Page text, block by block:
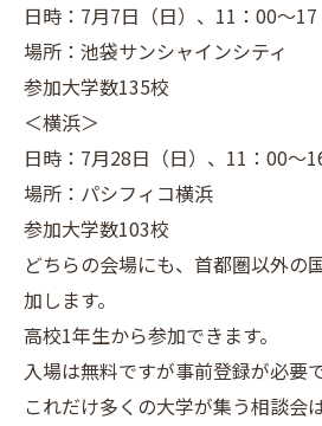
日時：7月7日（日）、11：00～
場所：池袋サンシャインシティ
参加大学数135校
＜横浜＞
日時：7月28日（日）、11：00～
場所：パシフィコ横浜
参加大学数103校
どちらの会場にも、首都圏以外の
加します。
高校1年生から参加できます。
入場は無料ですが事前登録が必要で
これだけ多くの大学が集う相談会